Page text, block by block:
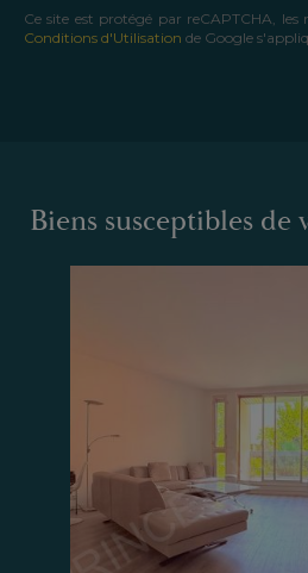
Ce site est protégé par reCAPTCHA, les
Conditions d'Utilisation de Google
Biens susceptibles de